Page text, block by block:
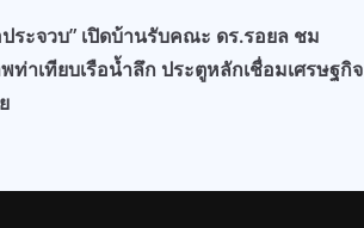
ประจวบ” เปิดบ้านรับคณะ ดร.รอยล ชม
ท่าเทียบเรือน้ำลึก ประตูหลักเชื่อมเศรษฐกิจ